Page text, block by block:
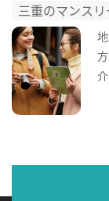
三重のマンス